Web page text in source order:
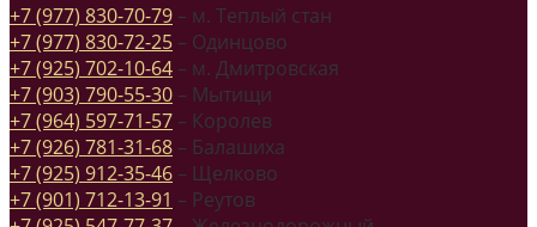
+7 (977) 830-70-79 – м. Теплый стан
+7 (977) 830-72-25 – Одинцово
+7 (925) 702-10-64 – м. Дмитровская
+7 (903) 790-55-30 – Мытищи
+7 (964) 597-71-57 – Королев
+7 (926) 781-31-68 – Балашиха
+7 (925) 912-35-46 – Щелково
+7 (901) 712-13-91 – Реутов